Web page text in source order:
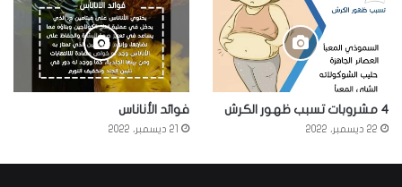
4 مشروبات تسبب ظهور الكرش
22 ديسمبر، 2022
فوائد الأناناس
21 ديسمبر، 2022